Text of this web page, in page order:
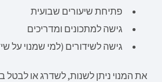
פתיחת שיעורים שבועית
גישה למתכונים ומדריכים
גישה לשידורים (למי שמנוי על
את המנוי ניתן לשנות, לשדרג או לבטל